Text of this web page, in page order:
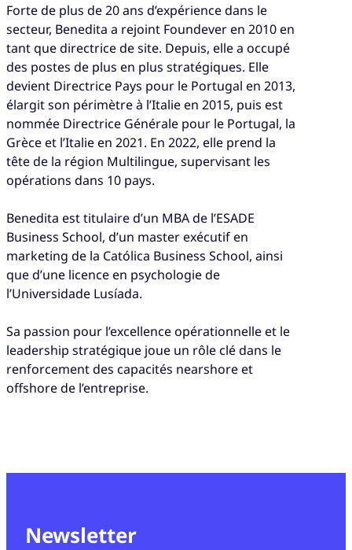
Forte de plus de 20 ans d’expérience dans le
secteur, Benedita a rejoint Foundever en 2010 en
tant que directrice de site. Depuis, elle a occupé
des postes de plus en plus stratégiques. Elle
devient Directrice Pays pour le Portugal en 2013,
élargit son périmètre à l’Italie en 2015, puis est
nommée Directrice Générale pour le Portugal, la
Grèce et l’Italie en 2021. En 2022, elle prend la
tête de la région Multilingue, supervisant les
opérations dans 10 pays.
Benedita est titulaire d’un MBA de l’ESADE
Business School, d’un master exécutif en
marketing de la Católica Business School, ainsi
que d’une licence en psychologie de
l’Universidade Lusíada.
Sa passion pour l’excellence opérationnelle et le
leadership stratégique joue un rôle clé dans le
renforcement des capacités nearshore et
offshore de l’entreprise.
Newsletter